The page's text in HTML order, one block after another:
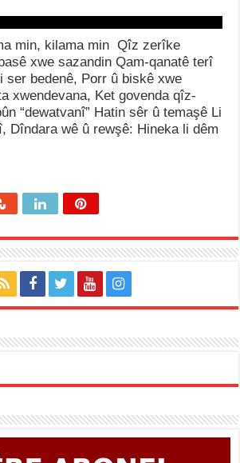
min, kilama min Qîz zerîke
xwe sazandin Qam-qanatê terî
ser bedenê, Porr û biskê xwe
xwendevana, Ket govenda qîz-
“dewatvanî” Hatin sêr û temaşê Li
Dîndara wê û rewşê: Hineka li dêm